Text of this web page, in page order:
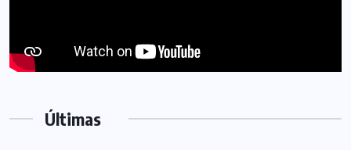
Últimas